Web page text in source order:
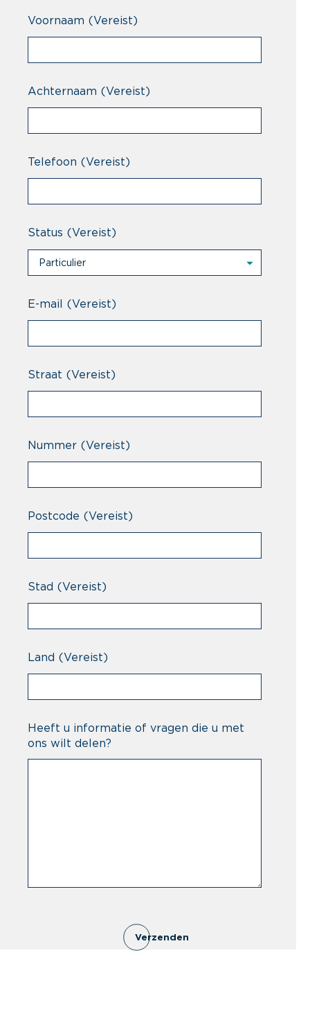
Voornaam (Vereist)
Achternaam (Vereist)
Telefoon (Vereist)
Status (Vereist)
Particulier
Professional
E-mail (Vereist)
Straat (Vereist)
Nummer (Vereist)
Postcode (Vereist)
Stad (Vereist)
Land (Vereist)
Heeft u informatie of vragen die u met
ons wilt delen?
Verzenden